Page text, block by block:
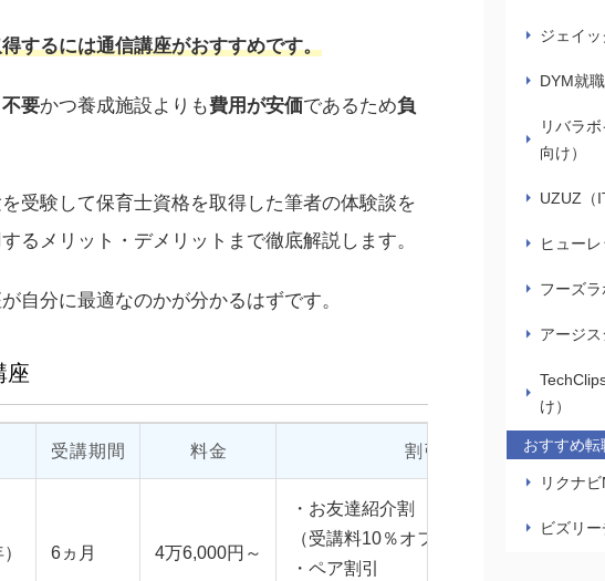
するには通信講座がおすすめです。
要かつ養成施設よりも費用が安価であるため負
受験して保育士資格を取得した筆者の体験談を
るメリット・デメリットまで徹底解説します。
自分に最適なのかが分かるはずです。
座
受講期間 料金 割引
6ヵ月 4万6,000円～
・お友達紹介割
（受講料10％オフ）
・ペア割引
ジェイ
DYM就
リバラ
向け）
UZUZ（
ヒューレ
フーズラ
アージス
け）
おすすめ転
リクナ
ビズリー